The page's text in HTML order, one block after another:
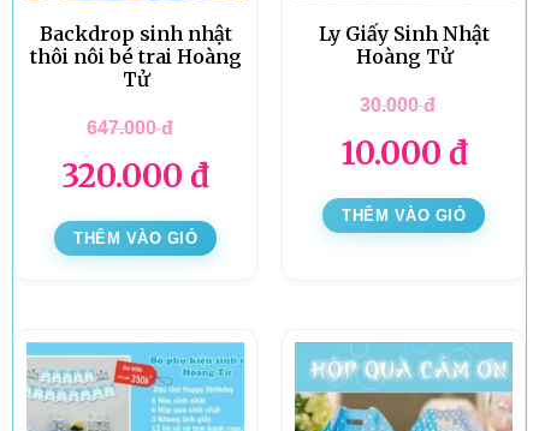
Backdrop sinh nhật
thôi nôi bé trai Hoàng
Tử
647.000đ
320.000 đ
THÊM VÀO GIỎ
Ly Giấy Sinh Nhật
Hoàng Tử
30.000đ
10.000 đ
THÊM VÀO GIỎ